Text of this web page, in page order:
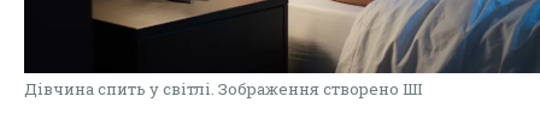
Дівчина спить у світлі. Зображення створено ШІ